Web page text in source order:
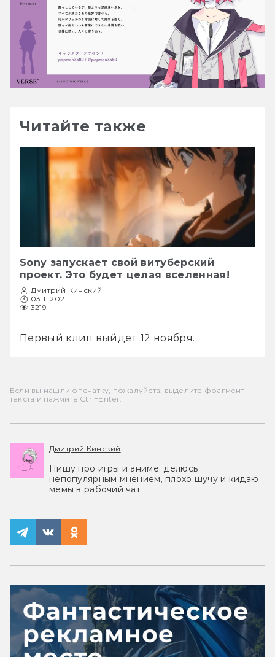
Читайте также
Sony запускает свой витуберский
проект. Это будет целая вселенная!
Дмитрий Кинский
03.11.2021
3219
Первый клип выйдет 12 ноября.
Если вы нашли опечатку, пожалуйста, выделите фрагмент
текста и нажмите Ctrl+Enter.
Дмитрий Кинский
Пишу про игры и аниме, делюсь
непопулярным мнением, плохо шучу и кидаю
мемы в рабочий чат.